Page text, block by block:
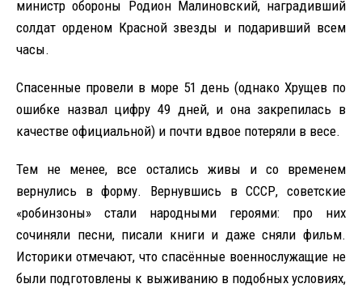
министр обороны Родион Малиновский, наградивший
солдат орденом Красной звезды и подаривший всем
часы.
Спасенные провели в море 51 день (однако Хрущев по
ошибке назвал цифру 49 дней, и она закрепилась в
качестве официальной) и почти вдвое потеряли в весе.
Тем не менее, все остались живы и со временем
вернулись в форму. Вернувшись в СССР, советские
«робинзоны» стали народными героями: про них
сочиняли песни, писали книги и даже сняли фильм.
Историки отмечают, что спасённые военнослужащие не
были подготовлены к выживанию в подобных условиях,